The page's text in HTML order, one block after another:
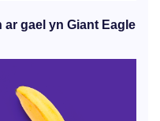
gael yn Giant Eagle